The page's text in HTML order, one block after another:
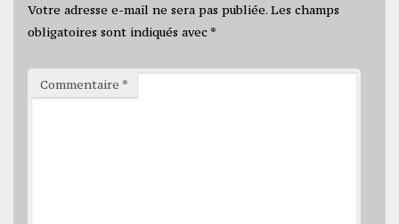
Votre adresse e-mail ne sera pas publiée. Les champs
obligatoires sont indiqués avec *
Commentaire *